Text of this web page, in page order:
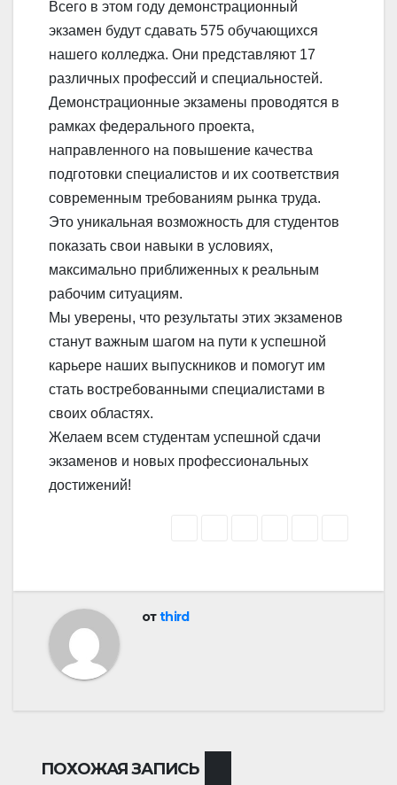
Всего в этом году демонстрационный
экзамен будут сдавать 575 обучающихся
нашего колледжа. Они представляют 17
различных профессий и специальностей.
Демонстрационные экзамены проводятся в
рамках федерального проекта,
направленного на повышение качества
подготовки специалистов и их соответствия
современным требованиям рынка труда.
Это уникальная возможность для студентов
показать свои навыки в условиях,
максимально приближенных к реальным
рабочим ситуациям.
Мы уверены, что результаты этих экзаменов
станут важным шагом на пути к успешной
карьере наших выпускников и помогут им
стать востребованными специалистами в
своих областях.
Желаем всем студентам успешной сдачи
экзаменов и новых профессиональных
достижений!
отthird
ПОХОЖАЯ ЗАПИСЬ